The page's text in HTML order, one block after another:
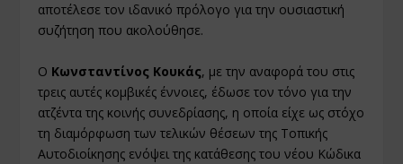
αποτέλεσε τον ιδανικό πρόλογο για την ουσιαστική
συζήτηση που ακολούθησε.
Ο Κωνσταντίνος Κουκάς, με την αναφορά του στις
τρεις αυτές κομβικές έννοιες, έδωσε τον τόνο για την
ατζέντα της κοινής συνεδρίασης, η οποία είχε ως στόχο
τη διαμόρφωση των τελικών θέσεων της Τοπικής
Αυτοδιοίκησης ενόψει της κατάθεσης του νέου Κώδικα